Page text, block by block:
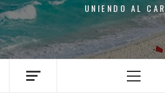
UNIENDO AL
Menu